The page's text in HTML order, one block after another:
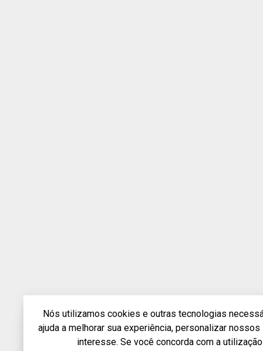
Nós utilizamos cookies e outras tecnologias
ajuda a melhorar sua experiência, personalizar
interesse. Se você concorda com a